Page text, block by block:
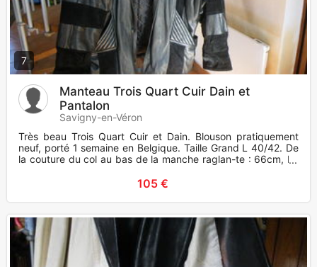
7
Manteau Trois Quart Cuir Dain et
Pantalon
Savigny-en-Véron
Très beau Trois Quart Cuir et Dain. Blouson pratiquement
neuf, porté 1 semaine en Belgique. Taille Grand L 40/42. De
la couture du col au bas de la manche raglan-te : 66cm, La
105 €